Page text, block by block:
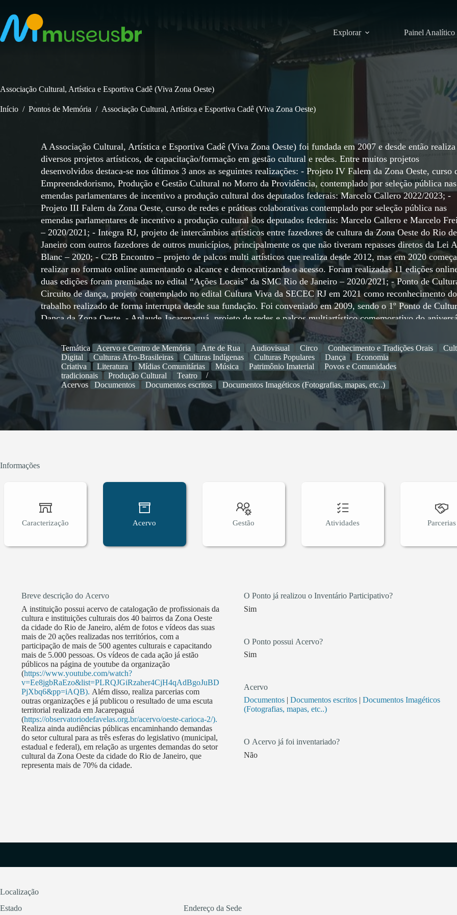
para
conteúdo
Explorar Painel Analítico
Associação Cultural, Artística e Esportiva Cadê (Viva Zona Oeste)
Início / Pontos de Memória / Associação Cultural, Artística e Esportiva Cadê (Viva Zona Oeste)
A Associação Cultural, Artística e Esportiva Cadê (Viva Zona Oeste) foi fundada em 2007 e desde então realiza
diversos projetos artísticos, de capacitação/formação em gestão cultural e redes. Entre muitos projetos
desenvolvidos destaca-se nos últimos 3 anos as seguintes realizações: - Projeto IV Falem da Zona Oeste, curso
Empreendedorismo, Produção e Gestão Cultural no Morro da Providência, contemplado por seleção pública nas
emendas parlamentares de incentivo a produção cultural dos deputados federais: Marcelo Callero 2022/2023; -
Projeto III Falem da Zona Oeste, curso de redes e práticas colaborativas contemplado por seleção pública nas
emendas parlamentares de incentivo a produção cultural dos deputados federais: Marcelo Callero e Marcelo
– 2020/2021; - Integra RJ, projeto de intercâmbios artísticos entre fazedores de cultura da Zona Oeste do Rio de
Janeiro com outros fazedores de outros municípios, principalmente os que não tiveram repasses diretos da Lei
Blanc – 2020; - C2B Encontro – projeto de palcos multi artísticos que realiza desde 2012, mas em 2020
realizar no formato online aumentando o alcance e democratizando o acesso. Foram realizadas 11 edições
duas edições foram premiadas no edital “Ações Locais” da SMC Rio de Janeiro – 2020/2021; - Ponto de
Circuito de dança, projeto contemplado no edital Cultura Viva da SECEC RJ em 2021 como reconhecimento do
trabalho realizado de forma interrupta desde sua fundação. Foi conveniado em 2009, sendo o 1º Ponto de
Dança da Zona Oeste. - Aplaude Jacarepaguá, projeto de redes e palcos multiartístico comemorativo do
do bairro. Co-realização com a Firjan SESI – 2019; - Instituição contemplada na aceleração de projetos sociais
“Impulso” realizada pelo Pontão de Cultura Ekloos e Oi Futuro RJ – 2019/2018; A instituição recebeu ainda o
prêmio Heloneida Stuart, reconhecimento e valorização cultural concedido pela ALERJ RJ. A instituição é
ativa nas construções de políticas públicas de cultura no RJ, realiza e participa de diversos eventos como
públicas, escutas territoriais, etc, visando essas construções colaborativas entre poder público, sociedade civil e
iniciativas privadas. Nesses 15 anos de estrada, a organização já realizou mais de 1.500 ações (entre espetáculos,
intervenções artísticas, escutas territoriais, feiras, palcos multiartisticos, aulas, rodas de conversas e/ou outras
atividades), atendeu mais de 200 clientes, tendo mais de 90% de recontratações. Continua trabalhando de forma
ininterrupta no compromisso de promoção do acesso à cultura aos territórios periféricos, principalmente na e
gratuitamente e gerou mais de 3.000 diárias de trabalho e contou com mais de 610 voluntários.
Temática Acervo e Centro de Memória Arte de Rua Audiovisual Circo Conhecimento e Tradições Orais
Digital
Culturas Afro-Brasileiras Culturas Indígenas Culturas Populares Dança
Economia
Criativa
Literatura Mídias Comunitárias Música Patrimônio Imaterial
Povos e Comunidades
tradicionais
Produção Cultural
Teatro
Acervos
Documentos Documentos escritos Documentos Imagéticos (Fotografias, mapas, etc..)
Informações
Caracterização Acervo
Breve descrição do Acervo
A instituição possui acervo de catalogação de profissionais da
cultura e instituições culturais dos 40 bairros da Zona Oeste
da cidade do Rio de Janeiro, além de fotos e vídeos das suas
mais de 20 ações realizadas nos territórios, com a
participação de mais de 500 agentes culturais e capacitando
mais de 5.000 pessoas. Os vídeos de cada ação já estão
públicos na página de youtube da organização
(https://www.youtube.com/watch?
v=Ee8jgbRaEzo&list=PLRQJGiRzaher4CjH4qAdBgoJuBD
PjXbq6&pp=iAQB). Além disso, realiza parcerias com
outras organizações e já publicou o resultado de uma escuta
territorial realizada em Jacarepaguá
(https://observatoriodefavelas.org.br/acervo/oeste-carioca-2/).
Realiza ainda audiências públicas encaminhando demandas
do setor cultural para as três esferas do legislativo (municipal,
estadual e federal), em relação as urgentes demandas do setor
cultural da Zona Oeste da cidade do Rio de Janeiro, que
representa mais de 70% da cidade.
O Ponto já realizou o Inventário Participativo?
Sim
O Ponto possui Acervo?
Sim
Acervo
Documentos| Documentos escritos| Documentos Imagéticos
(Fotografias, mapas, etc..)
O Acervo já foi inventariado?
Não
Gestão Atividades Parcerias
Localização
Estado
Endereço da Sede